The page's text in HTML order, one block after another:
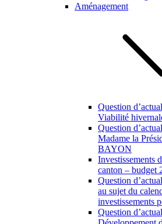
Aménagement
Question
Viabilité
Question
Madame la
BAYON
Investissements
canton – budget
Question
au sujet du
investissements
Question